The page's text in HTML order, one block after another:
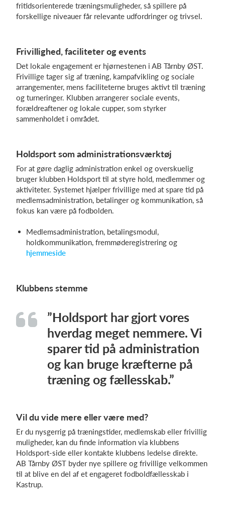
fritidsorienterede træningsmuligheder, så spillere på
forskellige niveauer får relevante udfordringer og trivsel.
Frivillighed, faciliteter og events
Det lokale engagement er hjørnestenen i AB Tårnby ØST.
Frivillige tager sig af træning, kampafvikling og sociale
arrangementer, mens faciliteterne bruges aktivt til træning
og turneringer. Klubben arrangerer sociale events,
forældreaftener og lokale cupper, som styrker
sammenholdet i området.
Holdsport som administrationsværktøj
For at gøre daglig administration enkel og overskuelig
bruger klubben Holdsport til at styre hold, medlemmer og
aktiviteter. Systemet hjælper frivillige med at spare tid på
medlemsadministration, betalinger og kommunikation, så
fokus kan være på fodbolden.
Medlemsadministration, betalingsmodul,
holdkommunikation, fremmøderegistrering og
hjemmeside
Klubbens stemme
”Holdsport har gjort vores
hverdag meget nemmere. Vi
sparer tid på administration
og kan bruge kræfterne på
træning og fællesskab.”
Vil du vide mere eller være med?
Er du nysgerrig på træningstider, medlemskab eller frivillig
muligheder, kan du finde information via klubbens
Holdsport-side eller kontakte klubbens ledelse direkte.
AB Tårnby ØST byder nye spillere og frivillige velkommen
til at blive en del af et engageret fodboldfællesskab i
Kastrup.